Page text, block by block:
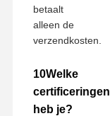
betaalt
alleen de
verzendkosten.
10Welke
certificeringen
heb je?